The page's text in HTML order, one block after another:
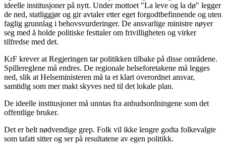
ideelle institusjoner på nytt. Under mottoet "La leve og la dø" legger
de ned, statliggjør og gir avtaler etter eget forgodtbefinnende og uten
faglig grunnlag i behovsvurderinger. De ansvarlige ministre nøyer
seg med å holde politiske festtaler om frivilligheten og virker
tilfredse med det.
KrF krever at Regjeringen tar politikken tilbake på disse områdene.
Spillereglene må endres. De regionale helseforetakene må legges
ned, slik at Helseministeren må ta et klart overordnet ansvar,
samtidig som mer makt skyves ned til det lokale plan.
De ideelle institusjoner må unntas fra anbudsordningene som det
offentlige bruker.
Det er helt nødvendige grep. Folk vil ikke lengre godta folkevalgte
som tafatt sitter og ser på resultatene av egen politikk.